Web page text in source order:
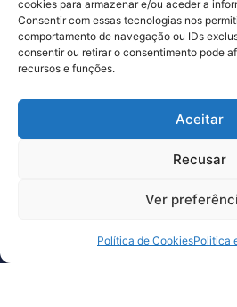
cookies para armazenar e/ou aceder a
Consentir com essas tecnologias nos
comportamento de navegação ou IDs
consentir ou retirar o consentimento pode
recursos e funções.
Aceitar
Recusar
Ver
Política de CookiesPolitica
Subscreva a nossa newsletter
e fique a par de todas as